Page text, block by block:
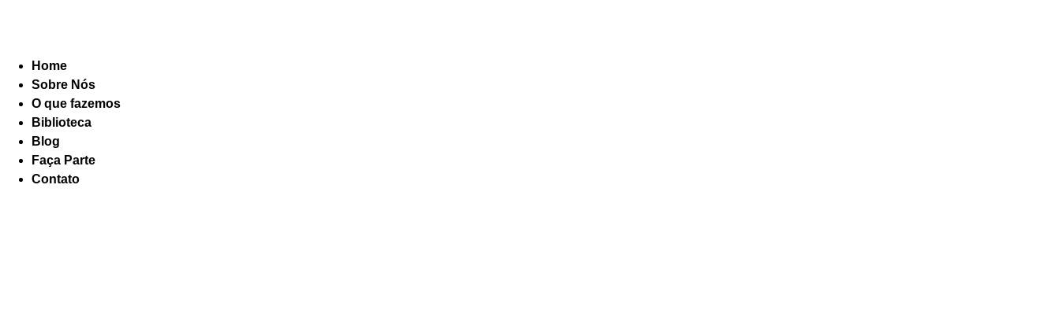
Home
Sobre Nós
O que fazemos
Biblioteca
Blog
Faça Parte
Contato